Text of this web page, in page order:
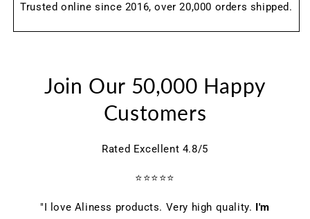
Trusted online since 2016, over 20,000 orders shipped.
Join Our 50,000 Happy
Customers
Rated Excellent 4.8/5
⭐⭐⭐⭐⭐
"I love Aliness products. Very high quality. I'm